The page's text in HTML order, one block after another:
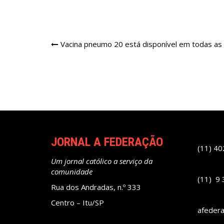
Navegação
Vacina pneumo 20 está disponível em todas
JORNAL A FEDERAÇÃO
Um jornal católico a serviço da
comunidade
Rua dos Andradas, n.º 333
Centro – Itu/SP
(11)
(11) 9